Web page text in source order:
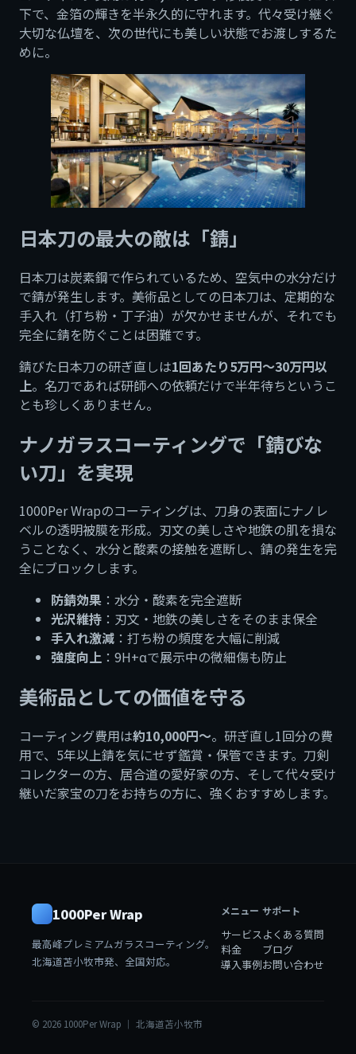
下で、金箔の輝きを半永久的に守れます。代々受け継ぐ
大切な仏壇を、次の世代にも美しい状態でお渡しするた
めに。
日本刀の最大の敵は「錆」
日本刀は炭素鋼で作られているため、空気中の水分だけ
で錆が発生します。美術品としての日本刀は、定期的な
手入れ（打ち粉・丁子油）が欠かせませんが、それでも
完全に錆を防ぐことは困難です。
錆びた日本刀の研ぎ直しは1回あたり5万円〜30万円以
上。名刀であれば研師への依頼だけで半年待ちというこ
とも珍しくありません。
ナノガラスコーティングで「錆びな
い刀」を実現
1000Per Wrapのコーティングは、刀身の表面にナノレ
ベルの透明被膜を形成。刃文の美しさや地鉄の肌を損な
うことなく、水分と酸素の接触を遮断し、錆の発生を完
全にブロックします。
防錆効果 ：水分・酸素を完全遮断
光沢維持 ：刃文・地鉄の美しさをそのまま保全
手入れ激減 ：打ち粉の頻度を大幅に削減
強度向上 ：9H+αで展示中の微細傷も防止
美術品としての価値を守る
コーティング費用は約10,000円〜。研ぎ直し1回分の費
用で、5年以上錆を気にせず鑑賞・保管できます。刀剣
コレクターの方、居合道の愛好家の方、そして代々受け
継いだ家宝の刀をお持ちの方に、強くおすすめします。
1000Per Wrap
最高峰プレミアムガラスコーティング。
北海道苫小牧市発、全国対応。
メニュー
サービス
料金
導入事例
サポート
よくある質問
ブログ
お問い合わせ
© 2026 1000Per Wrap ｜ 北海道苫小牧市